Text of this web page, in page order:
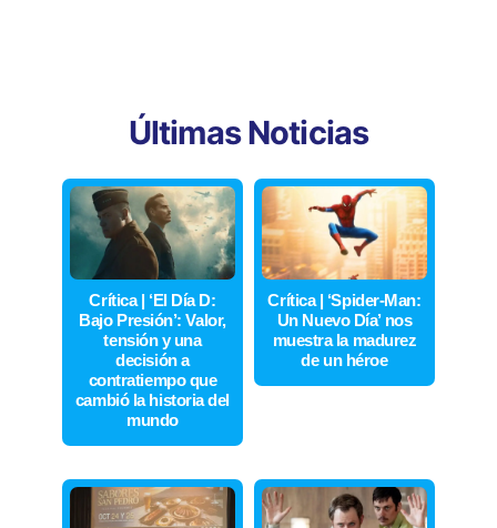
Últimas Noticias
Crítica | ‘El Día D:
Bajo Presión’: Valor,
tensión y una
decisión a
contratiempo que
cambió la historia del
mundo
Crítica | ‘Spider-Man:
Un Nuevo Día’ nos
muestra la madurez
de un héroe